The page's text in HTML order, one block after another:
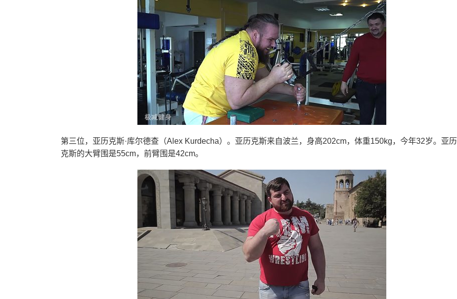
第三位，亚历克斯·库尔德查（Alex Kurdecha）。亚历克斯来自波兰，身高202cm，体重150kg，今年32岁。亚历
克斯的大臂围是55cm，前臂围是42cm。